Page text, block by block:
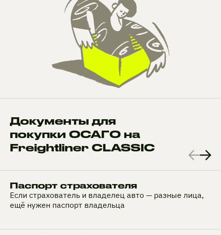
Документы для
покупки ОСАГО на
Freightliner CLASSIC
Паспорт страхователя
Если страхователь и владелец авто — разные лица,
ещё нужен паспорт владельца